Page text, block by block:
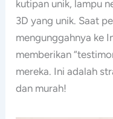
kutipan unik, lampu
3D yang unik. Saat
mengunggahnya ke
memberikan
mereka. Ini adalah
dan murah!